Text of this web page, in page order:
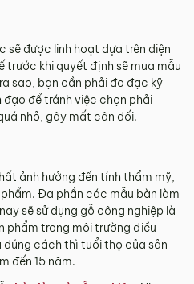
được linh hoạt dựa trên diện
trước khi quyết định sẽ mua mẫu
sao, bạn cần phải đo đạc kỹ
để tránh việc chọn phải
nhỏ, gây mất cân đối.
ảnh hưởng đến tính thẩm mỹ,
Đa phần các mẫu bàn làm
sẽ sử dụng gỗ công nghiệp là
phẩm trong môi trường điều
đúng cách thì tuổi thọ của sản
đến 15 năm.